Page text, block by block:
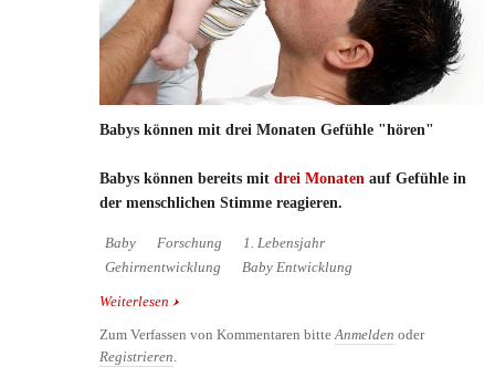
Babys können mit drei Monaten Gefühle "hören"
Babys können bereits mit drei Monaten auf Gefühle in
der menschlichen Stimme reagieren.
Baby Forschung
1. Lebensjahr
Gehirnentwicklung
Baby Entwicklung
Weiterlesen über Babys können mit drei Monaten Gefühle
Zum Verfassen von Kommentaren bitte Anmelden oder
Registrieren